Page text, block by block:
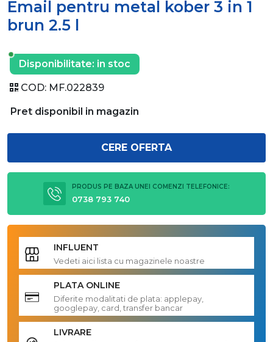
Email pentru metal kober 3 in 1
brun 2.5 l
Disponibilitate: in stoc
COD: MF.022839
Pret disponibil in magazin
CERE OFERTA
PRODUS PE BAZA UNEI COMENZI TELEFONICE:
0738 793 740
INFLUENT
Vedeti aici lista cu magazinele noastre
PLATA ONLINE
Diferite modalitati de plata: applepay,
googlepay, card, transfer bancar
LIVRARE